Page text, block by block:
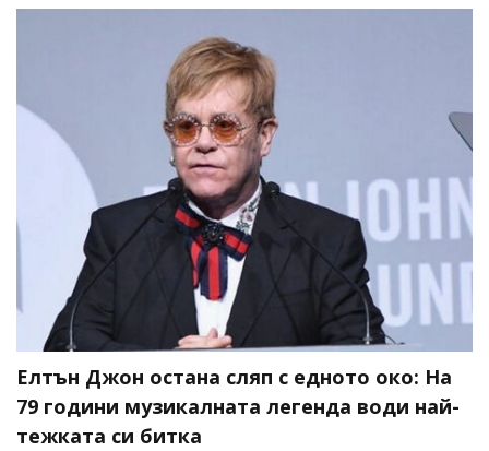
Елтън Джон остана сляп с едното око: На
79 години музикалната легенда води най-
тежката си битка